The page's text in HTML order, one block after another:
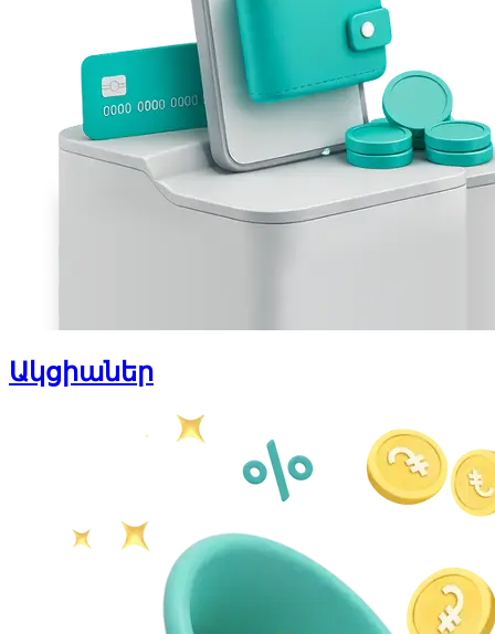
Ակցիաներ